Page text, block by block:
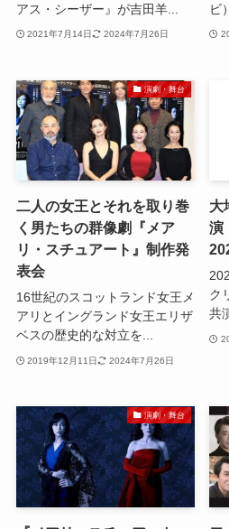
アス・シーザー』が吉田羊...
2021年7月14日 2024年7月26日
ビ
演劇・舞台
二人の女王とそれを取り巻
く男たちの群像劇『メア
リ・スチュアート』制作発
表会
16世紀のスコットランド女王メ
アリとイングランド女王エリザ
ベスの歴史的な対立を...
2019年12月11日 2024年7月26日
大
演
ク
共
演劇・舞台